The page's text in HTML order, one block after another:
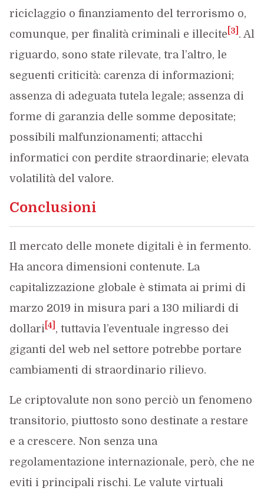
riciclaggio o finanziamento del terrorismo o,
comunque, per finalità criminali e illecite [3] . Al
riguardo, sono state rilevate, tra l’altro, le
seguenti criticità: carenza di informazioni;
assenza di adeguata tutela legale; assenza di
forme di garanzia delle somme depositate;
possibili malfunzionamenti; attacchi
informatici con perdite straordinarie; elevata
volatilità del valore.
Conclusioni
Il mercato delle monete digitali è in fermento.
Ha ancora dimensioni contenute. La
capitalizzazione globale è stimata ai primi di
marzo 2019 in misura pari a 130 miliardi di
dollari [4] , tuttavia l’eventuale ingresso dei
giganti del web nel settore potrebbe portare
cambiamenti di straordinario rilievo.
Le criptovalute non sono perciò un fenomeno
transitorio, piuttosto sono destinate a restare
e a crescere. Non senza una
regolamentazione internazionale, però, che ne
eviti i principali rischi. Le valute virtuali